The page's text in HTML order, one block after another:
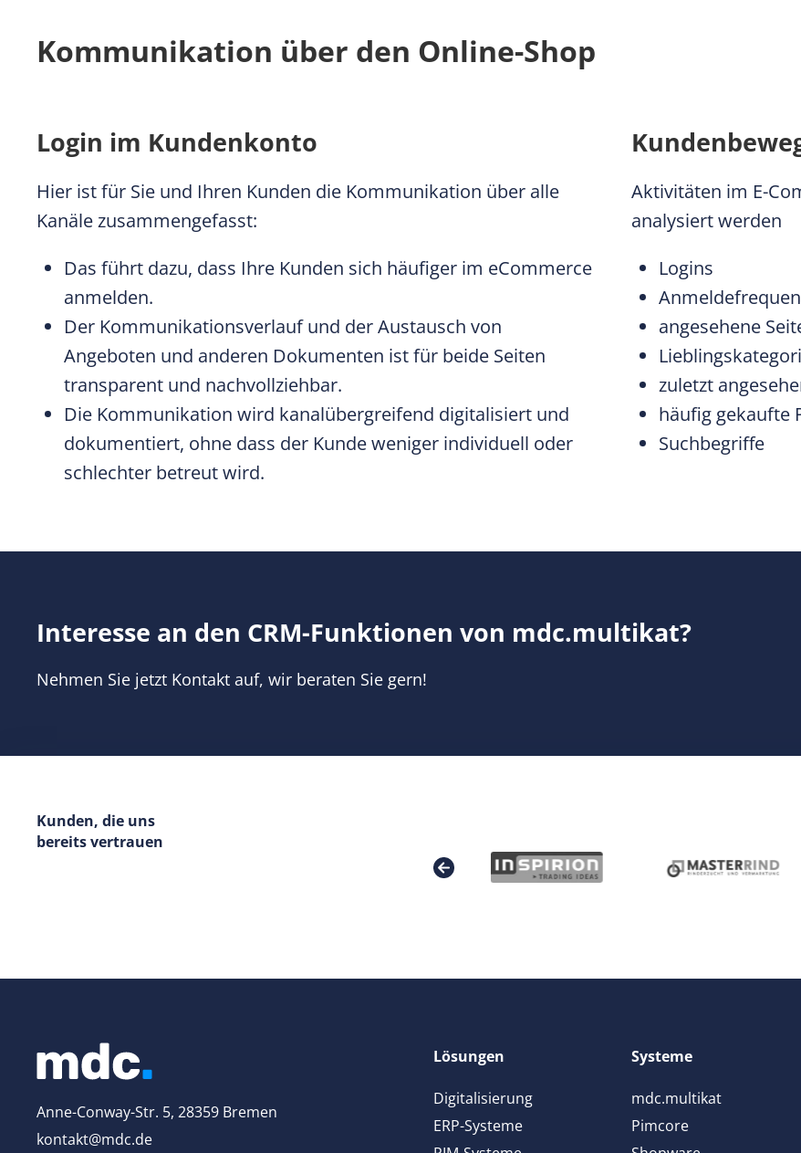
Kommunikation über den Online-Shop
Login im Kundenkonto
Hier ist für Sie und Ihren Kunden die Kommunikation über alle
Kanäle zusammengefasst:
Das führt dazu, dass Ihre Kunden sich häufiger im eCommerce
anmelden.
Der Kommunikationsverlauf und der Austausch von
Angeboten und anderen Dokumenten ist für beide Seiten
transparent und nachvollziehbar.
Die Kommunikation wird kanalübergreifend digitalisiert und
dokumentiert, ohne dass der Kunde weniger individuell oder
schlechter betreut wird.
Aktivitäten im E-
analysiert werden
Logins
angesehene
zuletzt
häufig gekaufte
Suchbegriffe
Interesse an den CRM-Funktionen von mdc.multikat?
Nehmen Sie jetzt Kontakt auf, wir beraten Sie gern!
Kunden, die uns
bereits vertrauen
Anne-Conway-Str. 5, 28359 Bremen
kontakt@mdc.de
Lösungen
Digitalisierung
ERP-Systeme
Systeme
mdc.multikat
Pimcore